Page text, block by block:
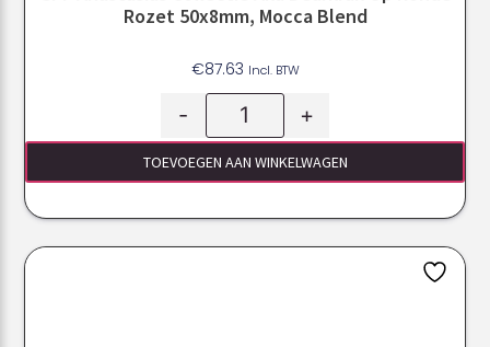
Rozet 50x8mm, Mocca Blend
€87.63 Incl. BTW
- +
TOEVOEGEN AAN WINKELWAGEN